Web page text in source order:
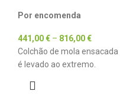
Por encomenda
441,00€ – 816,00€
Colchão de mola
é levado ao extremo.